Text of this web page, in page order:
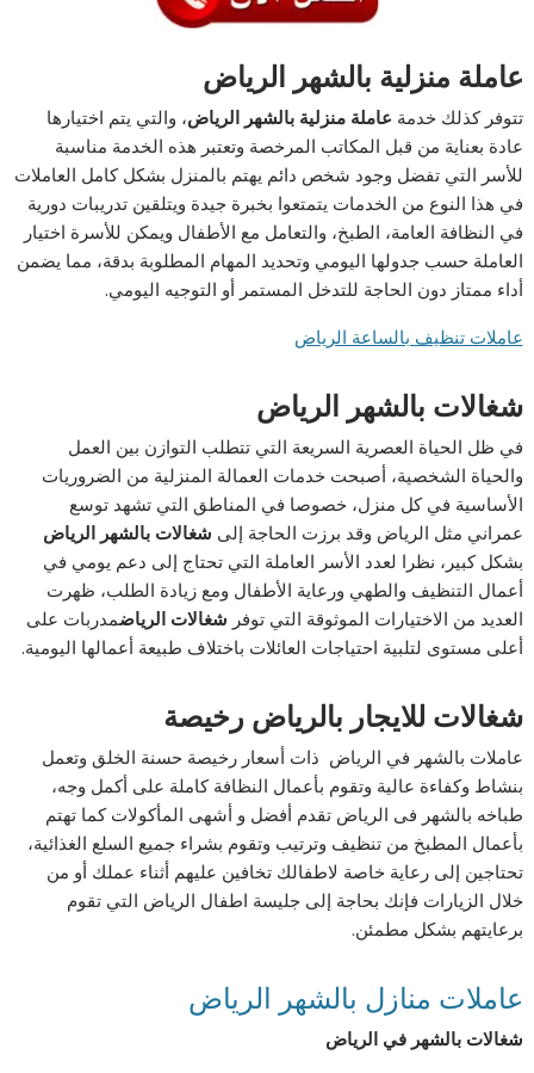
عاملة منزلية بالشهر الرياض
تتوفر كذلك خدمة عاملة منزلية بالشهر الرياض، والتي يتم اختيارها
عادة بعناية من قبل المكاتب المرخصة وتعتبر هذه الخدمة مناسبة
للأسر التي تفضل وجود شخص دائم يهتم بالمنزل بشكل كامل العاملات
في هذا النوع من الخدمات يتمتعوا بخبرة جيدة ويتلقين تدريبات دورية
في النظافة العامة، الطبخ، والتعامل مع الأطفال ويمكن للأسرة اختيار
العاملة حسب جدولها اليومي وتحديد المهام المطلوبة بدقة، مما يضمن
أداء ممتاز دون الحاجة للتدخل المستمر أو التوجيه اليومي.
عاملات تنظيف بالساعة الرياض
شغالات بالشهر الرياض
في ظل الحياة العصرية السريعة التي تتطلب التوازن بين العمل
والحياة الشخصية، أصبحت خدمات العمالة المنزلية من الضروريات
الأساسية في كل منزل، خصوصا في المناطق التي تشهد توسع
عمراني مثل الرياض وقد برزت الحاجة إلى شغالات بالشهر الرياض
بشكل كبير، نظرا لعدد الأسر العاملة التي تحتاج إلى دعم يومي في
أعمال التنظيف والطهي ورعاية الأطفال ومع زيادة الطلب، ظهرت
العديد من الاختيارات الموثوقة التي توفر شغالات الرياضمدربات على
أعلى مستوى لتلبية احتياجات العائلات باختلاف طبيعة أعمالها اليومية.
شغالات للايجار بالرياض رخيصة
عاملات بالشهر في الرياض ذات أسعار رخيصة حسنة الخلق وتعمل
بنشاط وكفاءة عالية وتقوم بأعمال النظافة كاملة على أكمل وجه،
طباخه بالشهر فى الرياض تقدم أفضل و أشهى المأكولات كما تهتم
بأعمال المطبخ من تنظيف وترتيب وتقوم بشراء جميع السلع الغذائية،
تحتاجين إلى رعاية خاصة لاطفالك تخافين عليهم أثناء عملك أو من
خلال الزيارات فإنك بحاجة إلى جليسة اطفال الرياض التي تقوم
برعايتهم بشكل مطمئن.
عاملات منازل بالشهر الرياض
شغالات بالشهر في الرياض